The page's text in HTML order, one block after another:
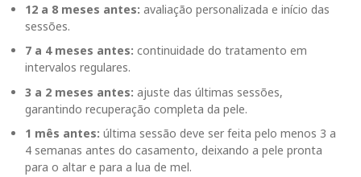
12 a 8 meses antes: avaliação personalizada e início das
sessões.
7 a 4 meses antes: continuidade do tratamento em
intervalos regulares.
3 a 2 meses antes: ajuste das últimas sessões,
garantindo recuperação completa da pele.
1 mês antes: última sessão deve ser feita pelo menos 3 a
4 semanas antes do casamento, deixando a pele pronta
para o altar e para a lua de mel.